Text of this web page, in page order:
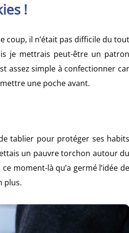
!
coup, il n’était pas difficile du tout
je mettrais peut-être un patron
assez simple à confectionner car
une poche avant.
tablier pour protéger ses habits
un pauvre torchon autour du
moment-là qu’a germé l’idée de
plus.